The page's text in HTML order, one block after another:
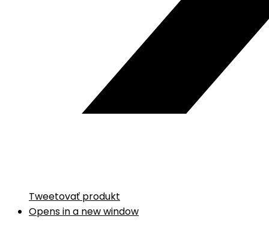
Tweetovať produkt
Opens in a new window